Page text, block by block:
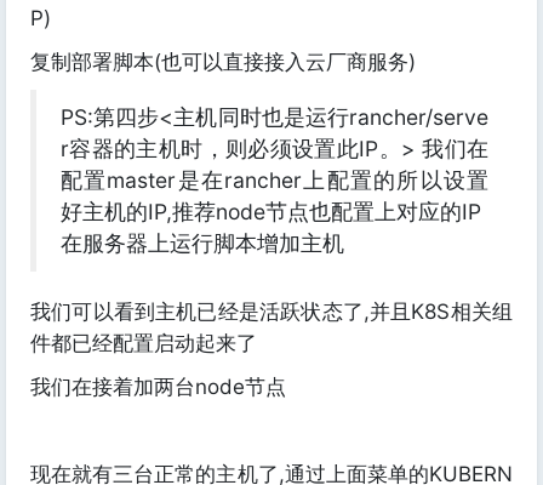
P)
复制部署脚本(也可以直接接入云厂商服务)
PS:第四步<主机同时也是运行rancher/serve
r容器的主机时，则必须设置此IP。> 我们在
配置master是在rancher上配置的所以设置
好主机的IP,推荐node节点也配置上对应的IP
在服务器上运行脚本增加主机
我们可以看到主机已经是活跃状态了,并且K8S相关组
件都已经配置启动起来了
我们在接着加两台node节点
现在就有三台正常的主机了,通过上面菜单的KUBERN